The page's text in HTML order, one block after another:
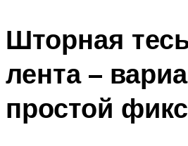
Шторная
лента –
простой